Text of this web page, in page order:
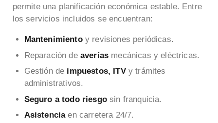
permite una planificación económica estable. Entre
los servicios incluidos se encuentran:
Mantenimiento y revisiones periódicas.
Reparación de averías mecánicas y eléctricas.
Gestión de impuestos, ITV y trámites
administrativos.
Seguro a todo riesgosin franquicia.
Asistenciaen carretera 24/7.